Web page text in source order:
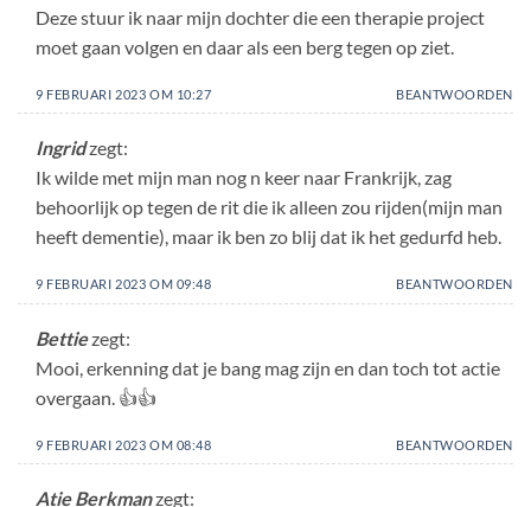
Deze stuur ik naar mijn dochter die een therapie project
moet gaan volgen en daar als een berg tegen op ziet.
9 FEBRUARI 2023 OM 10:27 BEANTWOORDEN
Ingridzegt:
Ik wilde met mijn man nog n keer naar Frankrijk, zag
behoorlijk op tegen de rit die ik alleen zou rijden(mijn man
heeft dementie), maar ik ben zo blij dat ik het gedurfd heb.
9 FEBRUARI 2023 OM 09:48 BEANTWOORDEN
Bettiezegt:
Mooi, erkenning dat je bang mag zijn en dan toch tot actie
overgaan. 👍👍
9 FEBRUARI 2023 OM 08:48 BEANTWOORDEN
Atie Berkmanzegt: